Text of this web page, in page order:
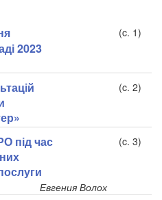
2023
(c. 1)
(c. 2)
під час
(c. 3)
Евгения Волох